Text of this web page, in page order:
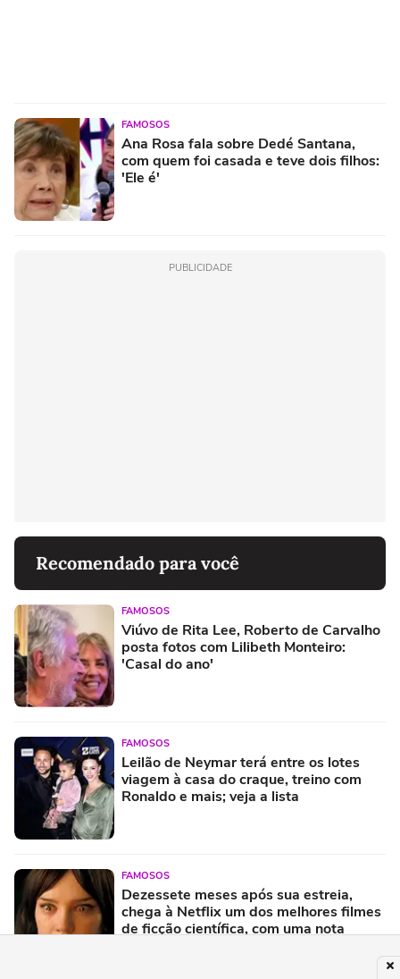
FAMOSOS
Ana Rosa fala sobre Dedé Santana,
com quem foi casada e teve dois filhos:
'Ele é'
PUBLICIDADE
Recomendado para você
FAMOSOS
Viúvo de Rita Lee, Roberto de Carvalho
posta fotos com Lilibeth Monteiro:
'Casal do ano'
FAMOSOS
Leilão de Neymar terá entre os lotes
viagem à casa do craque, treino com
Ronaldo e mais; veja a lista
FAMOSOS
Dezessete meses após sua estreia,
chega à Netflix um dos melhores filmes
de ficção científica, com uma nota